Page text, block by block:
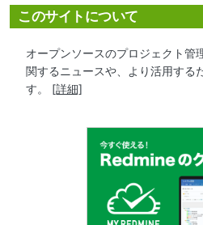
このサイトについて
オープンソースのプロジェクト管
関するニュースや、より活用する
す。 [詳細]